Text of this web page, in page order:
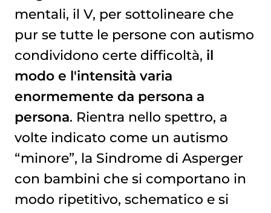
mentali, il V, per sottolineare che
pur se tutte le persone con autismo
condividono certe difficoltà, il
modo e l'intensità varia
enormemente da persona a
persona. Rientra nello spettro, a
volte indicato come un autismo
“minore”, la Sindrome di Asperger
con bambini che si comportano in
modo ripetitivo, schematico e si